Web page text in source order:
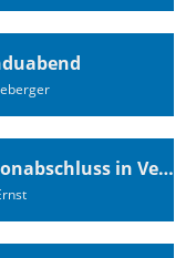
Swiss Sailing League 2025 – Saisonabschluss in Versoix